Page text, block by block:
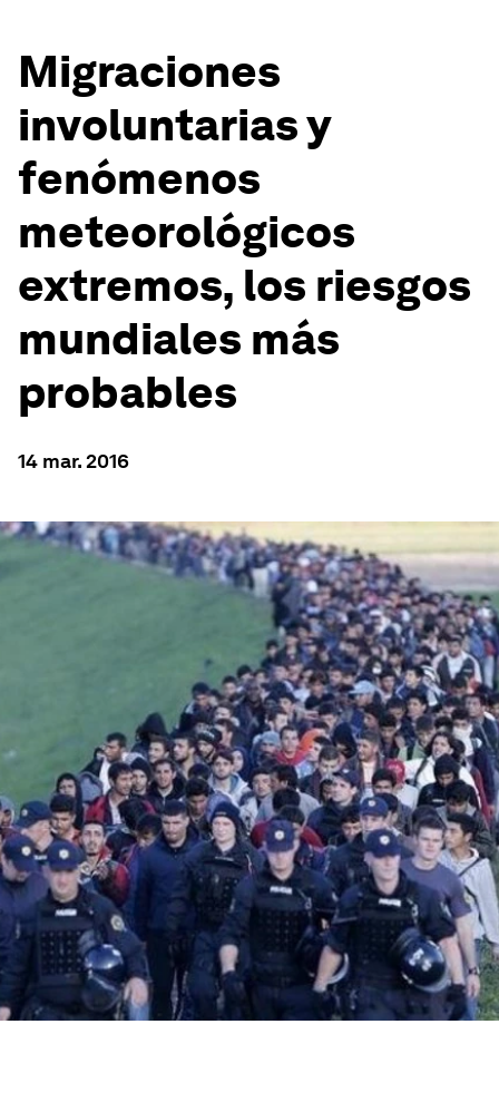
Migraciones
involuntarias y
fenómenos
meteorológicos
extremos, los riesgos
mundiales más
probables
14 mar. 2016